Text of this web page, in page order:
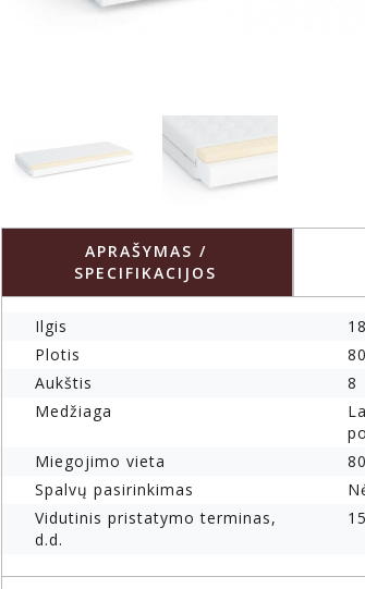
APRAŠYMAS /
SPECIFIKACIJOS
Ilgis
Plotis
80
Aukštis
8
Medžiaga
Miegojimo vieta
Spalvų pasirinkimas
Vidutinis pristatymo terminas,
d.d.